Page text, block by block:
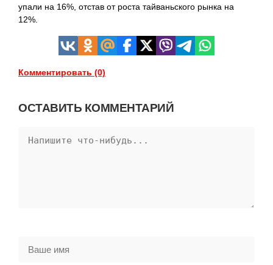
упали на 16%, отстав от роста тайваньского рынка на
12%.
Комментировать (0)
ОСТАВИТЬ КОММЕНТАРИЙ